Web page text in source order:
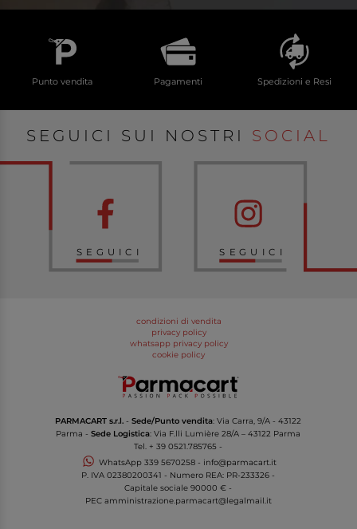
Punto vendita Pagamenti Spedizioni e Resi
SEGUICI SUI NOSTRI SOCIAL
SEGUICI SEGUICI
condizioni di vendita
privacy policy
whatsapp privacy policy
cookie policy
PARMACART s.r.l. -Sede/Punto vendita: Via Carra, 9/A - 43122
Parma -Sede Logistica: Via F.lli Lumière 28/A – 43122 Parma
Tel. + 39 0521.785765 -
WhatsApp 339 5670258- info@parmacart.it
P. IVA02380200341 - Numero REA: PR-233326 -
Capitale sociale 90000 € -
PEC amministrazione.parmacart@legalmail.it